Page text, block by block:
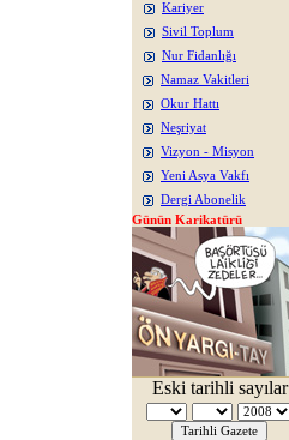
Kariyer
Sivil Toplum
Nur Fidanlığı
Namaz Vakitleri
Okur Hattı
Neşriyat
Vizyon - Misyon
Yeni Asya Vakfı
Dergi Abonelik
Günün Karikatürü
Eski tarihli sayılar